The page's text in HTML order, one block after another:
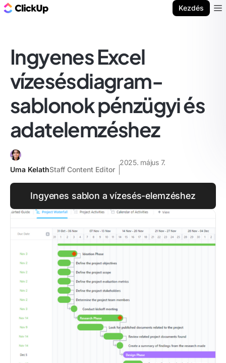
Kezdés
Ingyenes Excel
vízesésdiagram-
sablonok pénzügyi és
adatelemzéshez
Uma KelathStaff Content Editor
2025. május 7.
Ingyenes sablon a vízesés-elemzéshez